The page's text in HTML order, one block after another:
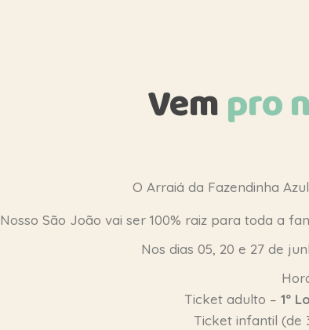
Vempro
O Arraiá da Fazendinha
Nosso São João vai ser 100% raiz para toda a
Nos dias 05, 20 e 27 de
Ticket adulto – 1º
Ticket infantil (de